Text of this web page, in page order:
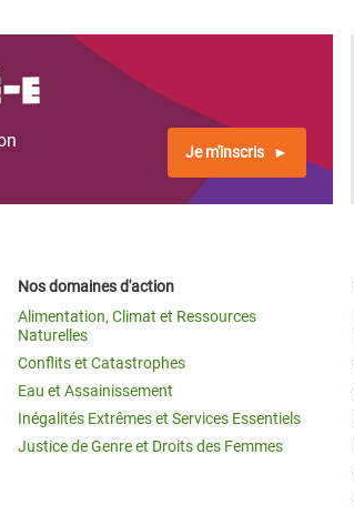
e
Je m'inscris
Nos domaines d'action
Alimentation, Climat et Ressources
Naturelles
Conflits et Catastrophes
Eau et Assainissement
Inégalités Extrêmes et Services Essentiels
Justice de Genre et Droits des Femmes